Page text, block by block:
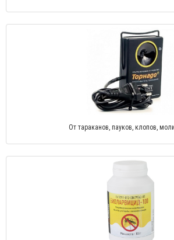
От тараканов, пауков, клопов,